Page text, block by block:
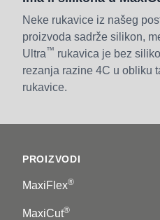
Neke rukavice iz našeg
proizvoda sadrže silikon,
Ultra™ rukavica je bez
rezanja razine 4C u obliku
rukavice.
PROIZVODI
MaxiFlex®
MaxiCut®